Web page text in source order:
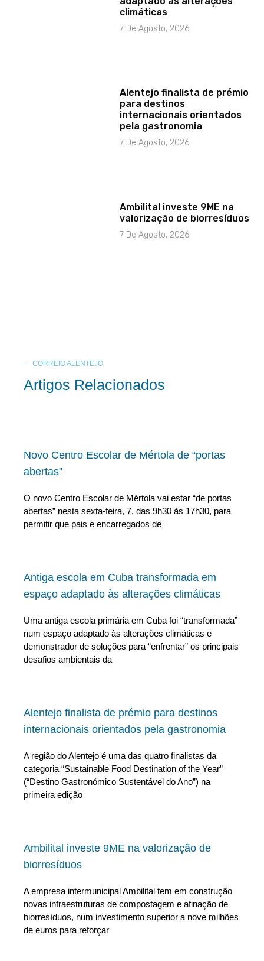
climáticas
7 De Agosto, 2026
Alentejo finalista de prémio
para destinos
internacionais orientados
pela gastronomia
7 De Agosto, 2026
Ambilital investe 9ME na
valorização de biorresíduos
7 De Agosto, 2026
CORREIO ALENTEJO
Artigos Relacionados
Novo Centro Escolar de Mértola de “portas
abertas”
O novo Centro Escolar de Mértola vai estar “de portas
abertas” nesta sexta-feira, 7, das 9h30 às 17h30, para
permitir que pais e encarregados de
Antiga escola em Cuba transformada em
espaço adaptado às alterações climáticas
Uma antiga escola primária em Cuba foi “transformada”
num espaço adaptado às alterações climáticas e
demonstrador de soluções para “enfrentar” os principais
desafios ambientais da
Alentejo finalista de prémio para destinos
internacionais orientados pela gastronomia
A região do Alentejo é uma das quatro finalistas da
categoria “Sustainable Food Destination of the Year”
(“Destino Gastronómico Sustentável do Ano”) na
primeira edição
Ambilital investe 9ME na valorização de
biorresíduos
A empresa intermunicipal Ambilital tem em construção
novas infraestruturas de compostagem e afinação de
biorresíduos, num investimento superior a nove milhões
de euros para reforçar